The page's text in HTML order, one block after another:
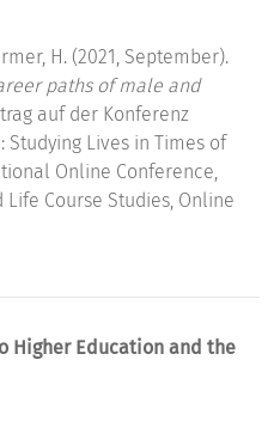
H. (2021, September).
paths of male and
auf der Konferenz
Lives in Times of
Online Conference,
Course Studies, Online
Higher Education and the